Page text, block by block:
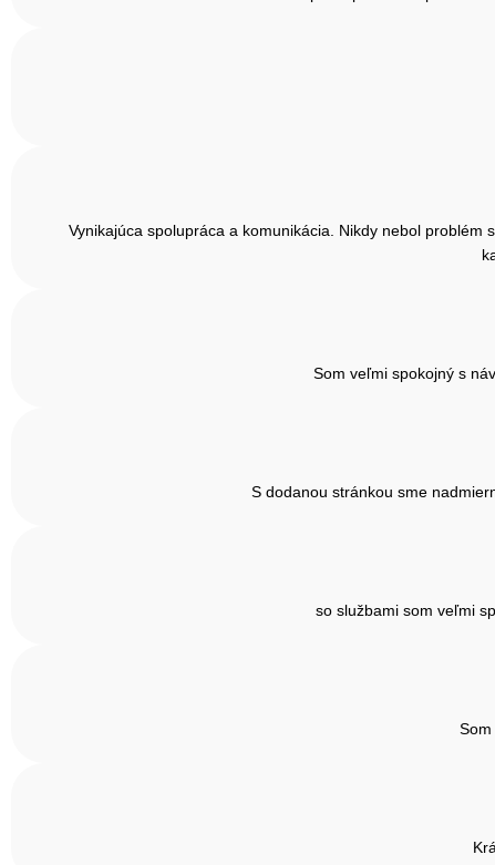
Vynikajúca spolupráca a komunikácia. Nikdy nebol
Som veľmi spokojný s
S dodanou stránkou sme
so službami som veľmi